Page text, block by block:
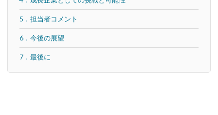
5．担当者コメント
6．今後の展望
7．最後に